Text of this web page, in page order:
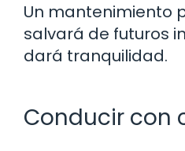
Un mantenimiento
salvará de futuros
dará tranquilidad.
Conducir con